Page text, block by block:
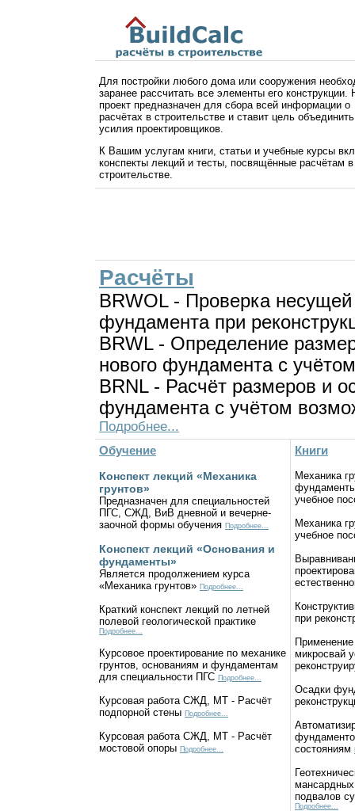
Для постройки любого дома или сооружения
заранее рассчитать все элементы его конструкции.
проект предназначен для сбора всей информации о
расчётах в строительстве и ставит цель объединить
усилия проектировщиков.
К Вашим услугам книги, статьи и учебные курсы
конспекты лекций и тесты, посвящённые расчётам в
строительстве.
Расчёты
BRWOL - Проверка
фундамента при
BRWL - Определение
нового фундамента с
BRNL - Расчёт размеров и
фундамента с учётом
Подробнее...
Обучение
Конспект лекций «Механика
грунтов»
Предназначен для специальностей
ПГС, СЖД, ВиВ дневной и вечерне-
заочной формы обучения Подробнее...
Конспект лекций «Основания и
фундаменты»
Является продолжением курса
«Механика грунтов» Подробнее...
Краткий конспект лекций по летней
полевой геологической практике
Подробнее...
Курсовое проектирование по механике
грунтов, основаниям и фундаментам
для специальности ПГС Подробнее...
Курсовая работа СЖД, МТ - Расчёт
подпорной стены Подробнее...
Курсовая работа СЖД, МТ - Расчёт
мостовой опоры Подробнее...
Книги
Механика
учебное
Механика
учебное
при
микросвай
Осадки
состояниям
мансардных
подвалов
Подробнее...